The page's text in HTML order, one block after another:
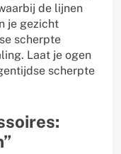
de lijnen
je gezicht
scherpte
Laat je ogen
scherpte